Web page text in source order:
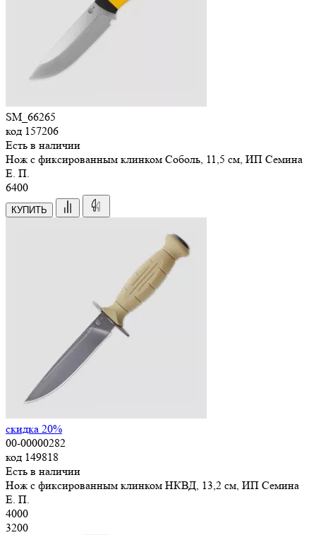
SM_66265
код 157206
Есть в наличии
Нож с фиксированным клинком Соболь, 11,5 см, ИП Семина
Е. П.
6400
КУПИТЬ
скидка 20%
00-00000282
код 149818
Есть в наличии
Нож с фиксированным клинком НКВД, 13,2 см, ИП Семина
Е. П.
4000
3200